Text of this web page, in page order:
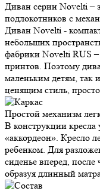
Диван серии Novelti –
подлокотников c
Диван Novelti -
небольших
фабрики Novelti RUS –
принтов. Поэтому
маленьким детям,
ценящим стиль,
Простой механизм
В конструкции
«аккордеон». Кресло
ребенком. Для
сиденье вперед, после
образуя длинный